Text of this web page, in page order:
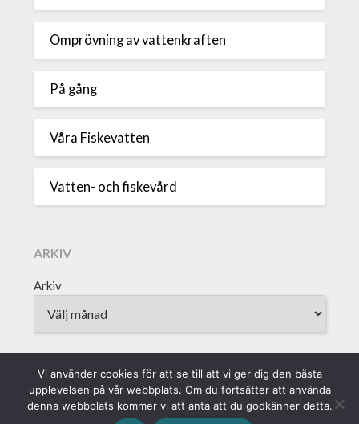
Omprövning av vattenkraften
På gång
Våra Fiskevatten
Vatten- och fiskevård
ARKIV
Arkiv
Sveriges Fiskevattenägareförbund • Borgmästaregatan 9, 371 15
Karlskrona • info@vattenagarna.se • 0455-300 312 • Org.Nr:
Vi använder cookies för att se till att vi ger dig den bästa
upplevelsen på vår webbplats. Om du fortsätter att använda
denna webbplats kommer vi att anta att du godkänner detta.